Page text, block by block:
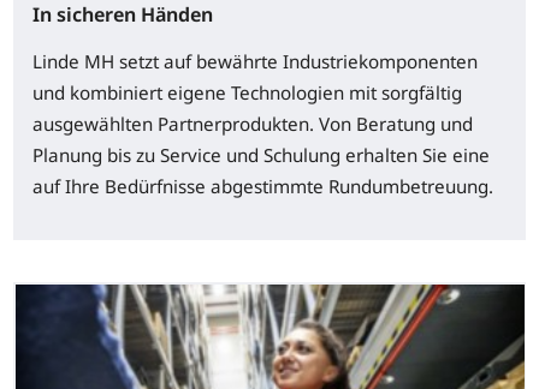
In sicheren Händen
Linde MH setzt auf bewährte Industriekomponenten
und kombiniert eigene Technologien mit sorgfältig
ausgewählten Partnerprodukten. Von Beratung und
Planung bis zu Service und Schulung erhalten Sie eine
auf Ihre Bedürfnisse abgestimmte Rundumbetreuung.